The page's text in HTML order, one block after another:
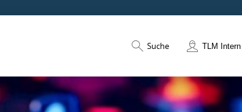
Suche TLM Intern